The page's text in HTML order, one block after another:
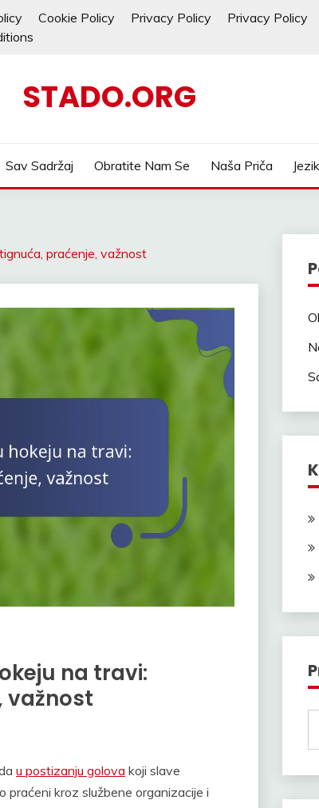
Cookie Policy Privacy Policy
Privacy Policy
STADO.ORG
Sav Sadržaj Obratite Nam Se Naša Priča Jezik
praćenje, važnost
na travi:
važnost
u postizanju golova koji slave
praćeni kroz službene organizacije i